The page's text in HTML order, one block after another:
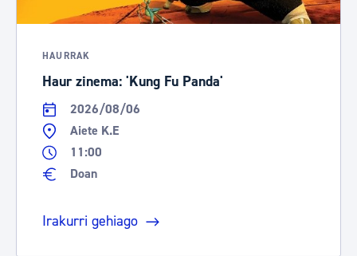
HAURRAK
Haur zinema: 'Kung Fu Panda'
2026/08/06
Aiete K.E
11:00
Doan
Irakurri gehiago